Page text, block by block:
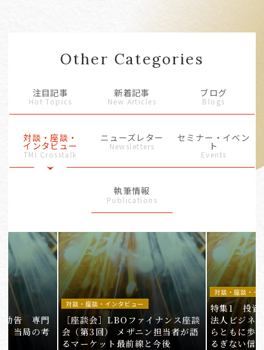
Other Categories
注目記事
Hot Topics
新着記事
New Articles
ブログ
Blogs
対談・座談・
インタビュー
TMI Crosstalk
ニューズレター
Newsletters
セミナー・イベン
ト
Events
執筆情報
Publications
勧告 専門
、当局の考
対談・座談・インタビュー
［座談会］LBOファイナンス座談
会（第3回） メザニン担当者が語
るマーケット最前線と今後
対談・座談・イ
特集1 投資
法人ビジネ
らともに歩
るぎない信